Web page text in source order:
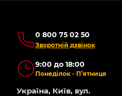
0 800 75 02 50
Зворотній дзвінок
9:00 до 18:00
Понеділок - П’ятниця
Україна, Київ, вул.